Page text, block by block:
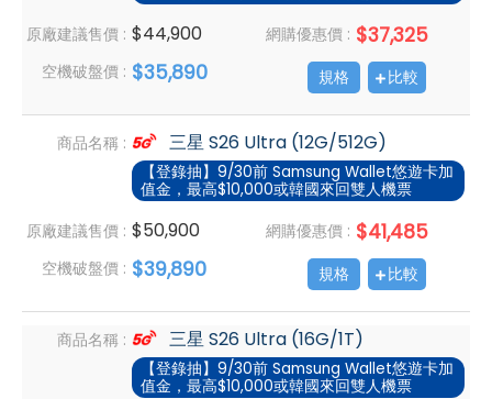
原廠建議售價 : $44,900 網購優惠價 : $37,325
空機破盤價 : $35,890 規格 比較
商品名稱 : 三星 S26 Ultra (12G/512G)
【登錄抽】9/30前 Samsung Wallet悠遊卡加
值金，最高$10,000或韓國來回雙人機票
原廠建議售價 : $50,900 網購優惠價 : $41,485
空機破盤價 : $39,890 規格 比較
商品名稱 : 三星 S26 Ultra (16G/1T)
【登錄抽】9/30前 Samsung Wallet悠遊卡加
值金，最高$10,000或韓國來回雙人機票